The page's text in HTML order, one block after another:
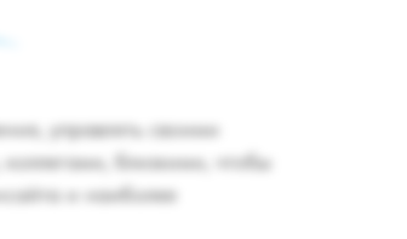
управлять своими
близкими, чтобы
и наиболее